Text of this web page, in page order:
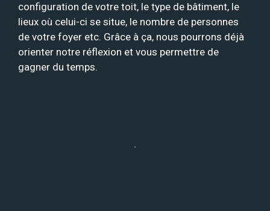
configuration de votre toit, le type de bâtiment, le
lieux où celui-ci se situe, le nombre de personnes
de votre foyer etc. Grâce à ça, nous pourrons déjà
orienter notre réflexion et vous permettre de
gagner du temps.